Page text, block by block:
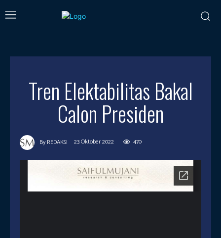
Tren Elektabilitas Bakal
Calon Presiden
By REDAKSI 23 Oktober 2022 470